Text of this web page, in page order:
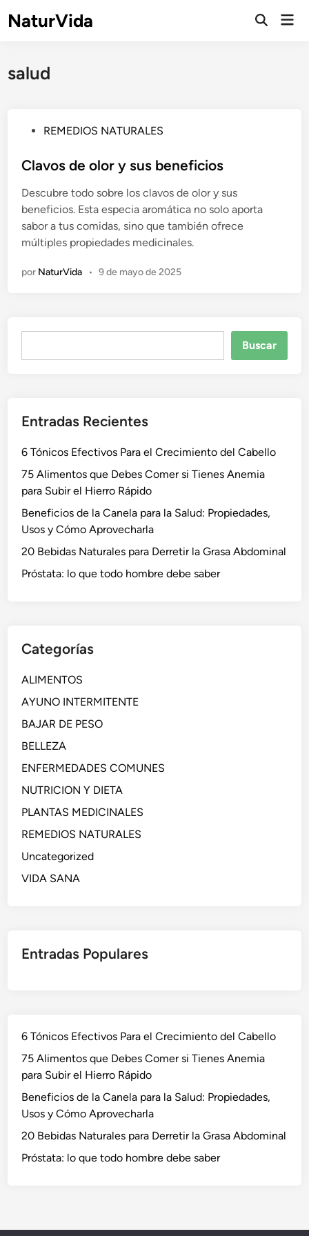
NaturVida
Abrir
salud
b
i
c
a
d
e
REMEDIOS NATURALES
Clavos de olor y sus beneficios
Descubre todo sobre los clavos de olor y sus
beneficios. Esta especia aromática no solo aporta
sabor a tus comidas, sino que también ofrece
múltiples propiedades medicinales.
por NaturVida • 9 de mayo de 2025
Buscar
Entradas Recientes
6 Tónicos Efectivos Para el Crecimiento del Cabello
75 Alimentos que Debes Comer si Tienes Anemia
para Subir el Hierro Rápido
Beneficios de la Canela para la Salud: Propiedades,
Usos y Cómo Aprovecharla
20 Bebidas Naturales para Derretir la Grasa Abdominal
Próstata: lo que todo hombre debe saber
Categorías
ALIMENTOS
AYUNO INTERMITENTE
BAJAR DE PESO
BELLEZA
ENFERMEDADES COMUNES
NUTRICION Y DIETA
PLANTAS MEDICINALES
REMEDIOS NATURALES
Uncategorized
VIDA SANA
Entradas Populares
6 Tónicos Efectivos Para el Crecimiento del Cabello
75 Alimentos que Debes Comer si Tienes Anemia
para Subir el Hierro Rápido
Beneficios de la Canela para la Salud: Propiedades,
Usos y Cómo Aprovecharla
20 Bebidas Naturales para Derretir la Grasa Abdominal
Próstata: lo que todo hombre debe saber